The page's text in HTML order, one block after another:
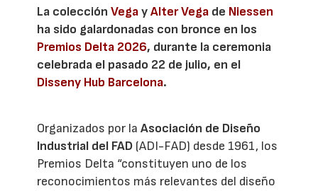
La colecciónVegayAlter Vega de Niessen
ha sido galardonadas con bronce en los
Premios Delta 2026, durante la ceremonia
celebrada el pasado 22 de julio, en el
Disseny Hub Barcelona.
Organizados por laAsociación de Diseño
Industrial del FAD (ADI-FAD) desde 1961, los
Premios Delta “constituyen uno de los
reconocimientos más relevantes del diseño